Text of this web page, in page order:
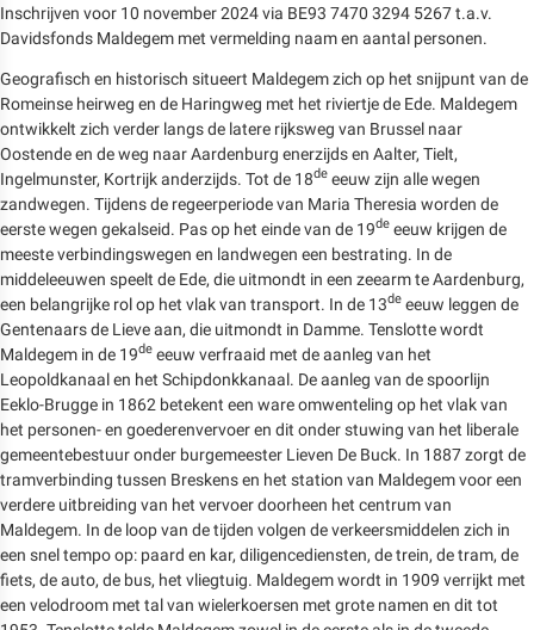
Inschrijven voor 10 november 2024 via BE93 7470 3294 5267 t.a.v.
Davidsfonds Maldegem met vermelding naam en aantal personen.
Geografisch en historisch situeert Maldegem zich op het snijpunt van de
Romeinse heirweg en de Haringweg met het riviertje de Ede. Maldegem
ontwikkelt zich verder langs de latere rijksweg van Brussel naar
Oostende en de weg naar Aardenburg enerzijds en Aalter, Tielt,
Ingelmunster, Kortrijk anderzijds. Tot de 18de eeuw zijn alle wegen
zandwegen. Tijdens de regeerperiode van Maria Theresia worden de
eerste wegen gekalseid. Pas op het einde van de 19de eeuw krijgen de
meeste verbindingswegen en landwegen een bestrating. In de
middeleeuwen speelt de Ede, die uitmondt in een zeearm te Aardenburg,
een belangrijke rol op het vlak van transport. In de 13de eeuw leggen de
Gentenaars de Lieve aan, die uitmondt in Damme. Tenslotte wordt
Maldegem in de 19de eeuw verfraaid met de aanleg van het
Leopoldkanaal en het Schipdonkkanaal. De aanleg van de spoorlijn
Eeklo-Brugge in 1862 betekent een ware omwenteling op het vlak van
het personen- en goederenvervoer en dit onder stuwing van het liberale
gemeentebestuur onder burgemeester Lieven De Buck. In 1887 zorgt de
tramverbinding tussen Breskens en het station van Maldegem voor een
verdere uitbreiding van het vervoer doorheen het centrum van
Maldegem. In de loop van de tijden volgen de verkeersmiddelen zich in
een snel tempo op: paard en kar, diligencediensten, de trein, de tram, de
fiets, de auto, de bus, het vliegtuig. Maldegem wordt in 1909 verrijkt met
een velodroom met tal van wielerkoersen met grote namen en dit tot